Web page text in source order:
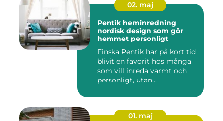
02. maj
Pentik heminredning
nordisk design som gör
hemmet personligt
Finska Pentik har på kort tid
blivit en favorit hos många
som vill inreda varmt och
personligt, utan...
01. maj